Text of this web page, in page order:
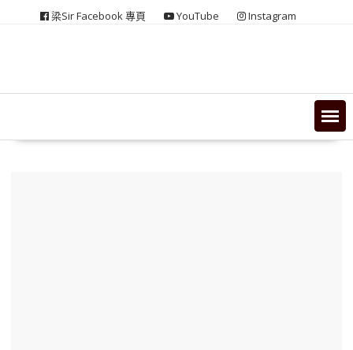
梁Sir Facebook 專頁 YouTube Instagram